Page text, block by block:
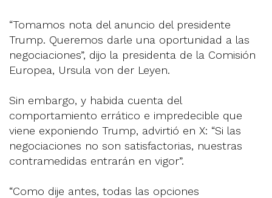
“Tomamos nota del anuncio del presidente
Trump. Queremos darle una oportunidad a las
negociaciones”, dijo la presidenta de la Comisión
Europea, Ursula von der Leyen.
Sin embargo, y habida cuenta del
comportamiento errático e impredecible que
viene exponiendo Trump, advirtió en X: “Si las
negociaciones no son satisfactorias, nuestras
contramedidas entrarán en vigor”.
“Como dije antes, todas las opciones